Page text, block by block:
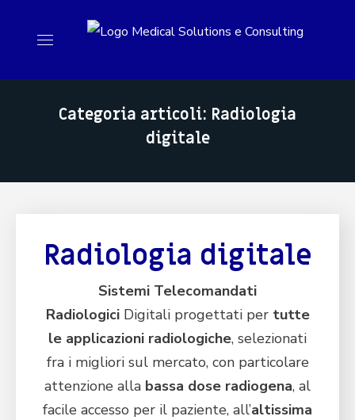
Categoria articoli: Radiologia
digitale
Radiologia digitale
Sistemi Telecomandati
RadiologiciDigitali progettati per tutte
le applicazioni radiologiche, selezionati
fra i migliori sul mercato, con particolare
attenzione alla bassa dose radiogena, al
facile accesso per il paziente, all’altissima